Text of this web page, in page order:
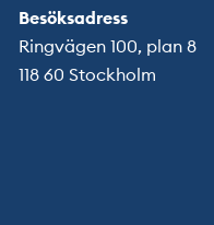
Besöksadress
Ringvägen 100, plan 8
118 60 Stockholm